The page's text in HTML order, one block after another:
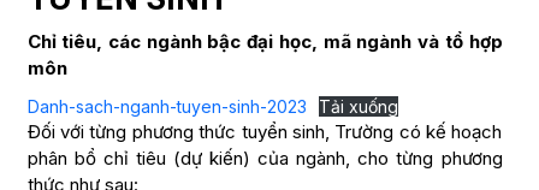
năng kể chuyện và góc nhìn.
Xét tuyển trên Kết quả học tập (Học bạ)
3 năm Trung học phổ thông
Điểm trung bình cộng các môn học
trong cả năm lớp 10, lớp 11 và cả năm
hoặc ngành gần với ngành đăng ký xét
tuyển.
quốc tế liên quan đến lĩnh vực, ngành
đăng ký xét tuyển của các đơn vị như
Bộ Khoa học và Công nghệ, Microsoft,
Cisco, NIIT, ARENA, APTECH.
2 – 3 trang sáng tác truyện ngắn hoặc 5 trang
Phim/ Video ngắn dưới 5 phút thể hiện khả
năng kể chuyện và góc nhìn.
Chỉ tiêu, các ngành bậc đại học, mã ngành và tổ hợp
môn
Danh-sach-nganh-tuyen-sinh-2023 Tải xuống
Đối với từng phương thức tuyển sinh, Trường có kế hoạch
phân bổ chỉ tiêu (dự kiến) của ngành, cho từng phương
thức như sau: